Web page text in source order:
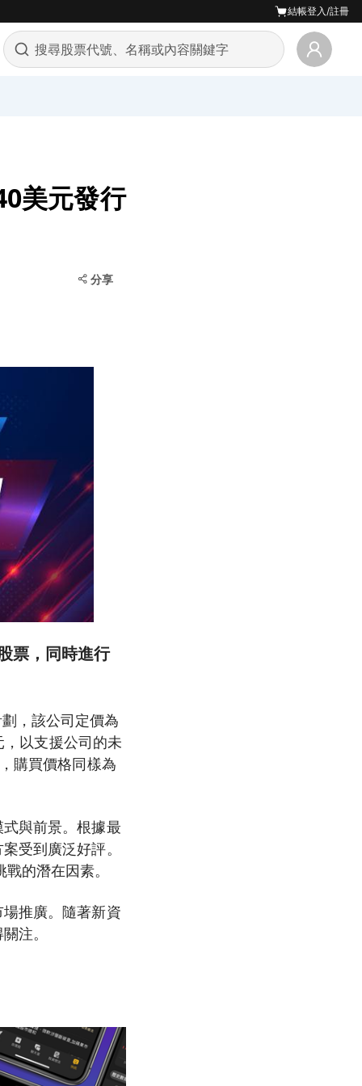
結帳登入/註冊
美元發行
分享
票，同時進行
，該公司定價為
以支援公司的未
購買價格同樣為
與前景。根據最
受到廣泛好評。
的潛在因素。
推廣。隨著新資
注。